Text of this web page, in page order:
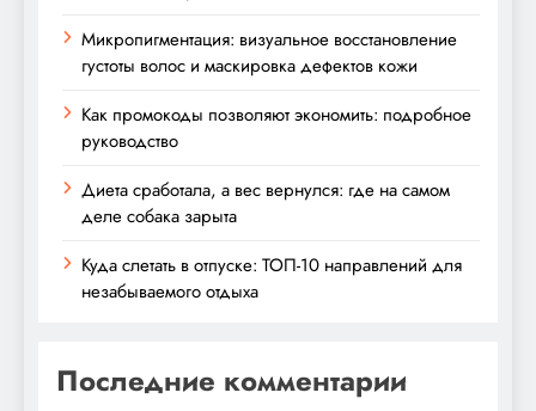
Микропигментация: визуальное восстановление
густоты волос и маскировка дефектов кожи
Как промокоды позволяют экономить: подробное
руководство
Диета сработала, а вес вернулся: где на самом
деле собака зарыта
Куда слетать в отпуске: ТОП-10 направлений для
незабываемого отдыха
Последние комментарии